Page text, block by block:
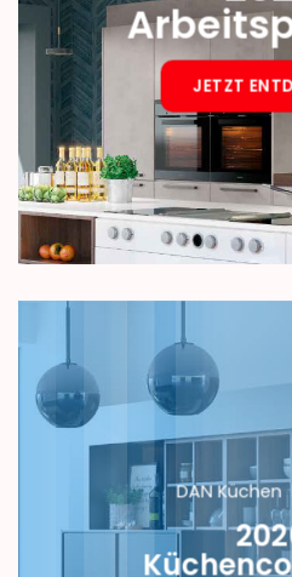
JETZT
DAN Küchen